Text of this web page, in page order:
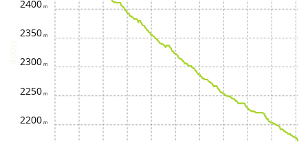
2200
2250
2300
2350
2400